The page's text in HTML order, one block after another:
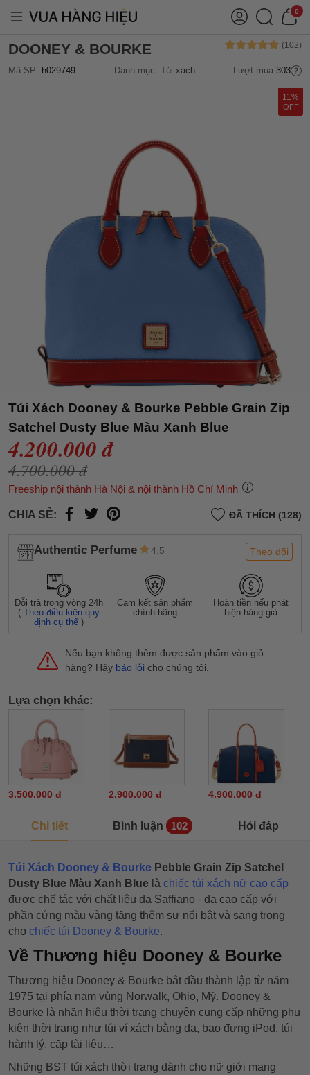
0
DOONEY & BOURKE
Mã SP: h029749 Danh mục: Túi xách Lượt mua:303
11%
OFF
Túi Xách Dooney & Bourke Pebble Grain Zip
Satchel Dusty Blue Màu Xanh Blue
4.200.000 đ
4.700.000 đ
Freeship nội thành Hà Nội & nội thành Hồ Chí Minh
CHIA SẺ: ĐÃ THÍCH (128)
Authentic Perfume 4.5 Theo dõi
Đỗi trả trong vòng 24h
(Theo điều kiện quy
định cụ thể )
Cam kết sản phẩm
chính hãng
Hoàn tiền nếu phát
hiện hàng giả
Nếu bạn không thêm được sản phẩm vào giỏ
hàng? Hãy báo lỗi cho chúng tôi.
Lựa chọn khác:
3.500.000 đ 2.900.000 đ 4.900.000 đ
Chi tiết Bình luận 102 Hỏi đáp
Túi Xách Dooney & Bourke Pebble Grain Zip Satchel
Dusty Blue Màu Xanh Blue là chiếc túi xách nữ cao cấp
được chế tác với chất liệu da Saffiano - da cao cấp với
phần cứng màu vàng tăng thêm sự nổi bật và sang trọng
cho chiếc túi Dooney & Bourke.
Về Thương hiệu Dooney & Bourke
Thương hiệu Dooney & Bourke bắt đầu thành lập từ năm
1975 tại phía nam vùng Norwalk, Ohio, Mỹ. Dooney &
Bourke là nhãn hiệu thời trang chuyên cung cấp những phụ
kiện thời trang như túi ví xách bằng da, bao đựng iPod, túi
hành lý, cặp tài liệu…
Những BST túi xách thời trang dành cho nữ giới mang